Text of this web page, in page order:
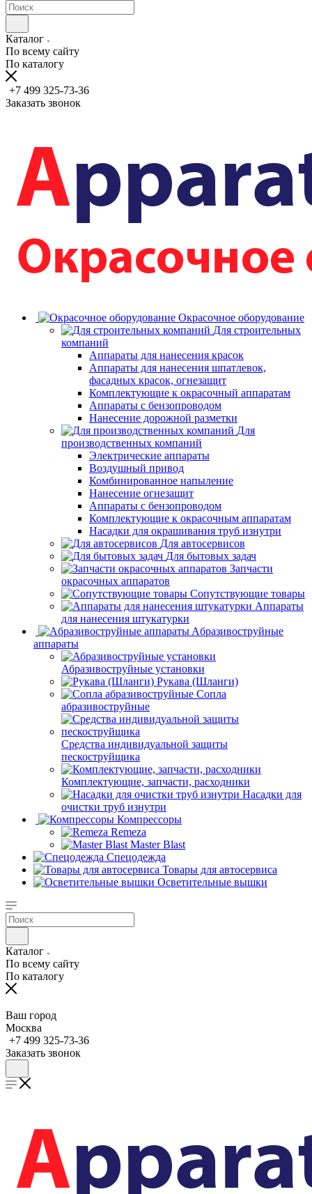
Каталог
По всему сайту
По каталогу
+7 499 325-73-36
Заказать звонок
Окрасочное оборудование
Для строительных
компаний
Аппараты для нанесения красок
Аппараты для нанесения шпатлевок,
фасадных красок, огнезащит
Комплектующие к окрасочный аппаратам
Аппараты с бензопроводом
Нанесение дорожной разметки
Для
производственных компаний
Электрические аппараты
Воздушный привод
Комбинированное напыление
Нанесение огнезащит
Аппараты с бензопроводом
Комплектующие к окрасочным аппаратам
Насадки для окрашивания труб изнутри
Для автосервисов
Для бытовых задач
Запчасти
окрасочных аппаратов
Сопутствующие товары
Аппараты
для нанесения штукатурки
Aбразивоструйные
аппараты
Абразивоструйные установки
Рукава (Шланги)
Сопла
абразивоструйные
Средства индивидуальной защиты
пескоструйщика
Комплектующие, запчасти, расходники
Насадки для
очистки труб изнутри
Компрессоры
Remeza
Master Blast
Спецодежда
Товары для автосервиса
Осветительные вышки
Каталог
По всему сайту
По каталогу
Ваш город
Москва
+7 499 325-73-36
Заказать звонок